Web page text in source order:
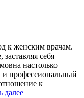
к женским врачам.
себя
настолько
профессиональный
к
далее